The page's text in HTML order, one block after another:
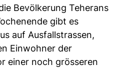
Bevölkerung Teherans
gibt es
auf Ausfallstrassen,
Einwohner der
einer noch grösseren